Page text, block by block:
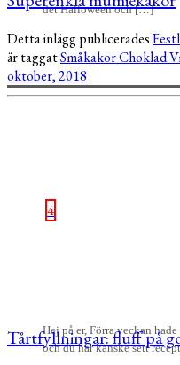
det Halloween och […]
Detta inlägg publicerades
är taggatSmåkakorChoklad
oktober, 2018
4
Hej på er, Förra veckan
och du har kanske sett
Tårtfyllningar: fluff på